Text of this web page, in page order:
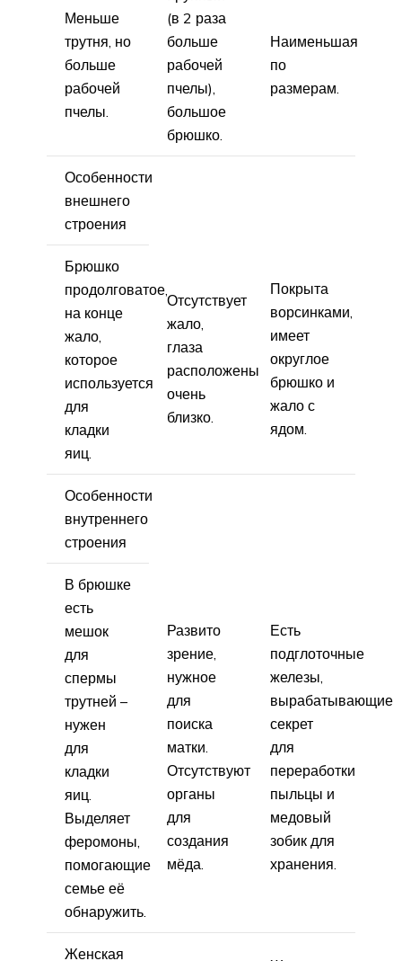
Меньше
трутня, но
больше
рабочей
пчелы.
(в 2 раза
больше
рабочей
пчелы),
большое
брюшко.
Наименьшая
по
размерам.
Особенности
внешнего
строения
Брюшко
продолговатое,
на конце
жало,
которое
используется
для
кладки
яиц.
Отсутствует
жало,
глаза
расположены
очень
близко.
Покрыта
ворсинками,
имеет
округлое
брюшко и
жало с
ядом.
Особенности
внутреннего
строения
В брюшке
есть
мешок
для
спермы
трутней –
нужен
для
кладки
яиц.
Выделяет
феромоны,
помогающие
семье её
обнаружить.
Развито
зрение,
нужное
для
поиска
матки.
Отсутствуют
органы
для
создания
мёда.
Есть
подглоточные
железы,
вырабатывающие
секрет
для
переработки
пыльцы и
медовый
зобик для
хранения.
Женская